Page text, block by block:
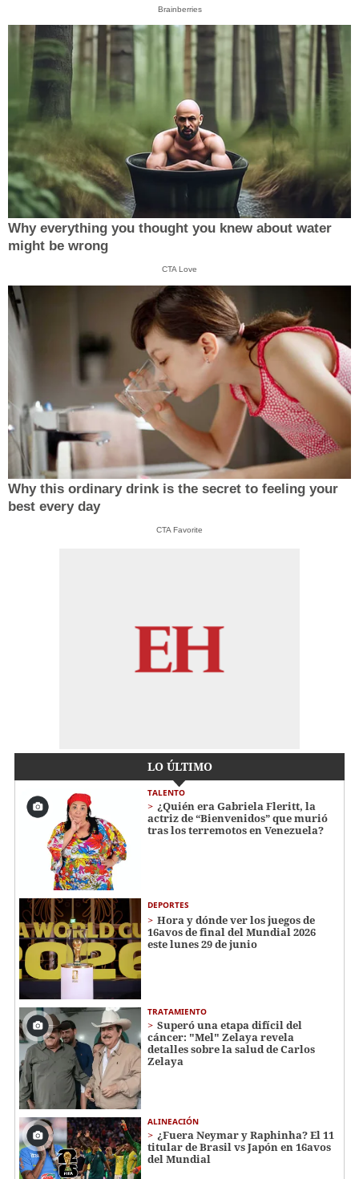
Brainberries
Why everything you thought you knew about water
might be wrong
CTA Love
Why this ordinary drink is the secret to feeling your
best every day
CTA Favorite
LO ÚLTIMO
TALENTO
¿Quién era Gabriela Fleritt, la
actriz de “Bienvenidos” que murió
tras los terremotos en Venezuela?
DEPORTES
Hora y dónde ver los juegos de
16avos de final del Mundial 2026
este lunes 29 de junio
TRATAMIENTO
Superó una etapa difícil del
cáncer: "Mel" Zelaya revela
detalles sobre la salud de Carlos
Zelaya
ALINEACIÓN
¿Fuera Neymar y Raphinha? El 11
titular de Brasil vs Japón en 16avos
del Mundial